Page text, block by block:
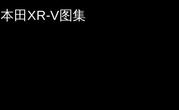
本田XR-V图集